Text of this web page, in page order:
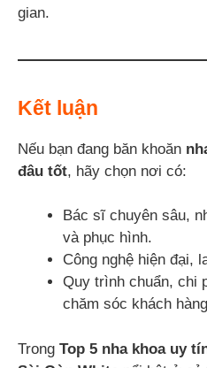
gian.
Kết luận
Nếu bạn đang băn khoăn
đâu tốt, hãy chọn nơi có:
Bác sĩ chuyên sâu,
và phục hình.
Công nghệ hiện đại,
Quy trình chuẩn, chi
chăm sóc khách
Trong Top 5 nha khoa uy